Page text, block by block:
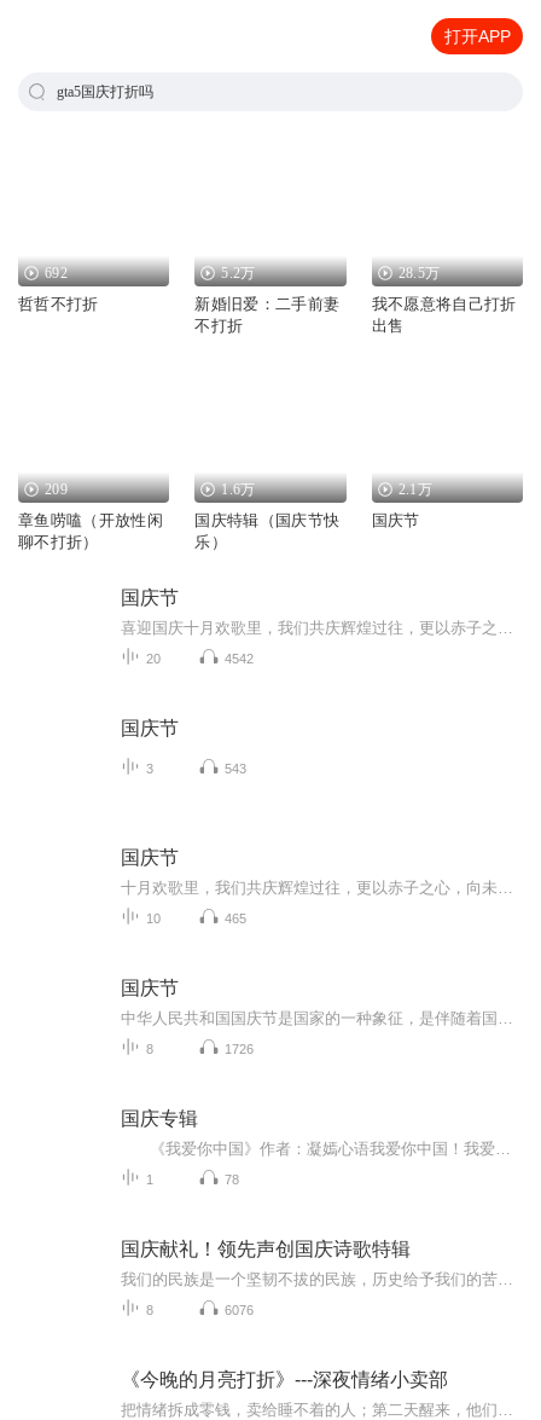
打开APP
gta5国庆打折吗
692
哲哲不打折
5.2万
新婚旧爱：二手前妻
不打折
28.5万
我不愿意将自己打折
出售
209
章鱼唠嗑（开放性闲
聊不打折）
1.6万
国庆特辑（国庆节快
乐）
2.1万
国庆节
国庆节
20 4542
国庆节
3 543
国庆节
10 465
国庆节
8 1726
国庆专辑
1 78
国庆献礼！领先声创国庆诗歌特辑
8 6076
《今晚的月亮打折》---深夜情绪小卖部